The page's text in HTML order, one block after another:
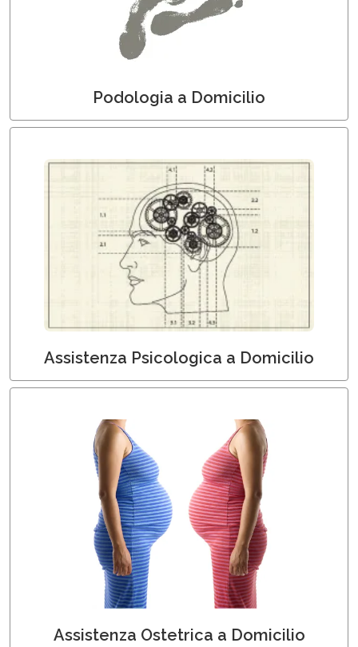
Podologia a Domicilio
Podologi a Domicilio
Assistenza Psicologica a Domicilio
Psicologi a Domicilio
Assistenza Ostetrica a Domicilio
Ostetriche a Domicilio